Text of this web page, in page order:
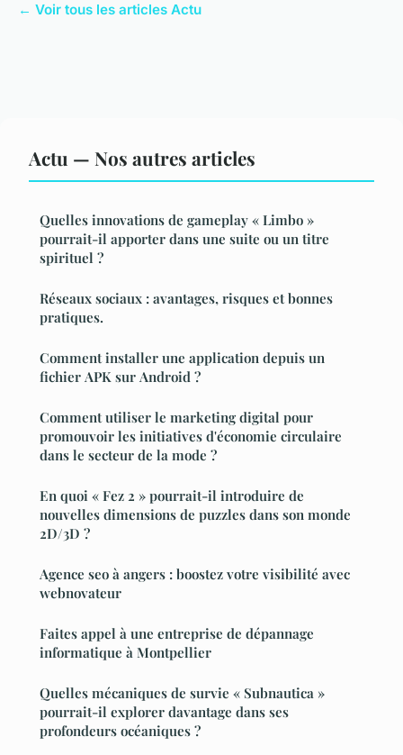
← Voir tous les articles Actu
Actu — Nos autres articles
Quelles innovations de gameplay « Limbo »
pourrait-il apporter dans une suite ou un titre
spirituel ?
Réseaux sociaux : avantages, risques et bonnes
pratiques.
Comment installer une application depuis un
fichier APK sur Android ?
Comment utiliser le marketing digital pour
promouvoir les initiatives d'économie circulaire
dans le secteur de la mode ?
En quoi « Fez 2 » pourrait-il introduire de
nouvelles dimensions de puzzles dans son monde
2D/3D ?
Agence seo à angers : boostez votre visibilité avec
webnovateur
Faites appel à une entreprise de dépannage
informatique à Montpellier
Quelles mécaniques de survie « Subnautica »
pourrait-il explorer davantage dans ses
profondeurs océaniques ?